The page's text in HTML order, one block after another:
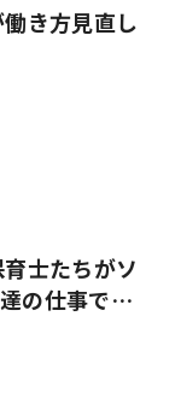
き方見直し
士たちがソ
の仕事でし